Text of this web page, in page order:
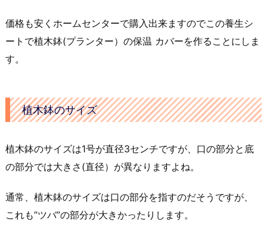
価格も安くホームセンターで購入出来ますのでこの養生シ
ートで植木鉢(プランター）の保温 カバーを作ることにしま
す。
植木鉢のサイズ
植木鉢のサイズは1号が直径3センチですが、口の部分と底
の部分では大きさ(直径）が異なりますよね。
通常、植木鉢のサイズは口の部分を指すのだそうですが、
これも”ツバ”の部分が大きかったりします。